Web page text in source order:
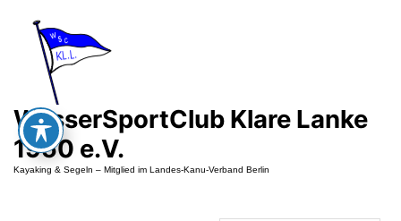
springen
WasserSportClub Klare Lanke
1950 e.V.
Kayaking & Segeln – Mitglied im Landes-Kanu-Verband Berlin